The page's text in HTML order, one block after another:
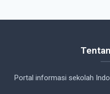
Portal informasi sekolah